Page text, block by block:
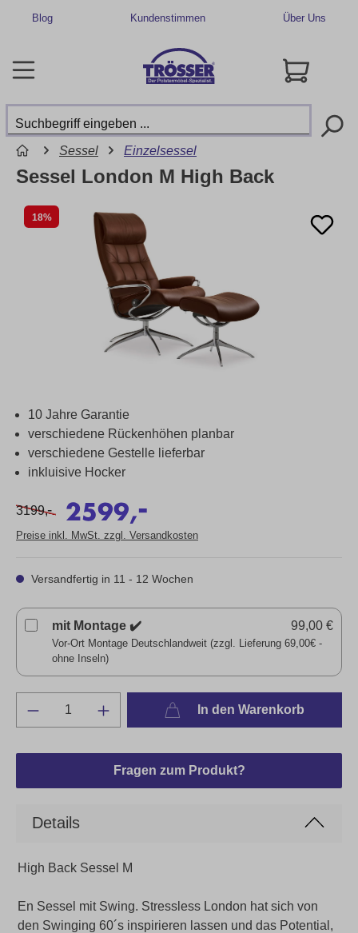
Blog Kundenstimmen Über Uns
Sessel Einzelsessel
18%
Sessel London M High Back
10 Jahre Garantie
verschiedene Rückenhöhen planbar
verschiedene Gestelle lieferbar
inkluisive Hocker
3199,- 2599,
-
Preise inkl. MwSt. zzgl. Versandkosten
Versandfertig in 11 - 12 Wochen
mit Montage ✔️
Vor-Ort Montage Deutschlandweit (zzgl. Lieferung 69,00€ -
ohne Inseln)
99,00 €
In den Warenkorb
Fragen zum Produkt?
Details
High Back Sessel M
En Sessel mit Swing. Stressless London hat sich von
den Swinging 60´s inspirieren lassen und das Potential,